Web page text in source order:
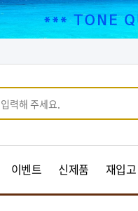
이벤트 신제품 재입고